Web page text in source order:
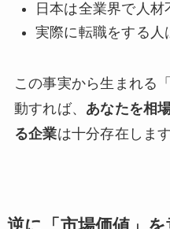
日本は全業界で人材
実際に転職をする人
この事実から生まれる
動すれば、 あなたを相
る企業は十分存在します